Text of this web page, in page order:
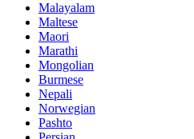
Malayalam
Maltese
Maori
Marathi
Mongolian
Burmese
Nepali
Norwegian
Pashto